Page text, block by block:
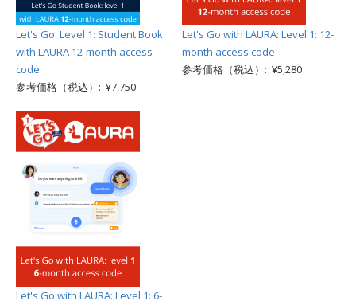
Let's Go: Level 1: Student Book
with LAURA 12-month access
code
参考価格（税込）: ¥7,750
Let's Go with LAURA: Level 1: 12-
month access code
参考価格（税込）: ¥5,280
Let's Go with LAURA: Level 1: 6-